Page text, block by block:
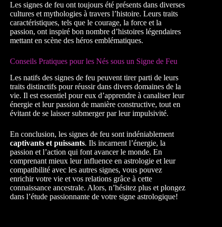
Les signes de feu ont toujours été présents dans diverses
cultures et mythologies à travers l’histoire. Leurs traits
caractéristiques, tels que le courage, la force et la
passion, ont inspiré bon nombre d’histoires légendaires
mettant en scène des héros emblématiques.
Conseils Pratiques pour les Nés sous un Signe de Feu
Les natifs des signes de feu peuvent tirer parti de leurs
traits distinctifs pour réussir dans divers domaines de la
vie. Il est essentiel pour eux d’apprendre à canaliser leur
énergie et leur passion de manière constructive, tout en
évitant de se laisser submerger par leur impulsivité.
En conclusion, les signes de feu sont indéniablement
captivants et puissants. Ils incarnent l’énergie, la
passion et l’action qui font avancer le monde. En
comprenant mieux leur influence en astrologie et leur
compatibilité avec les autres signes, vous pouvez
enrichir votre vie et vos relations grâce à cette
connaissance ancestrale. Alors, n’hésitez plus et plongez
dans l’étude passionnante de votre signe astrologique!